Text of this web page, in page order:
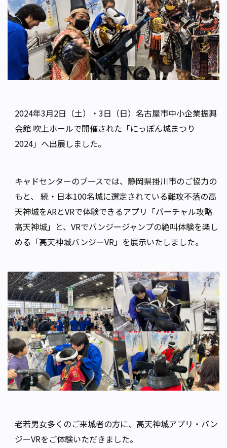
2024年3月2日（土）・3日（日）名古屋市中小企業振興
会館 吹上ホールで開催された「にっぽん城まつり
2024」へ出展しました。
キャドセンターのブースでは、静岡県掛川市のご協力の
もと、 続・日本100名城に選定されている難攻不落の高
天神城をARとVRで体験できるアプリ「バーチャル攻略
高天神城」と、VRでバンジージャンプの絶叫体験を楽し
める「高天神城バンジーVR」を展示いたしました。
老若男女多くのご来城者の方に、高天神城アプリ・バン
ジーVRをご体験いただきました。